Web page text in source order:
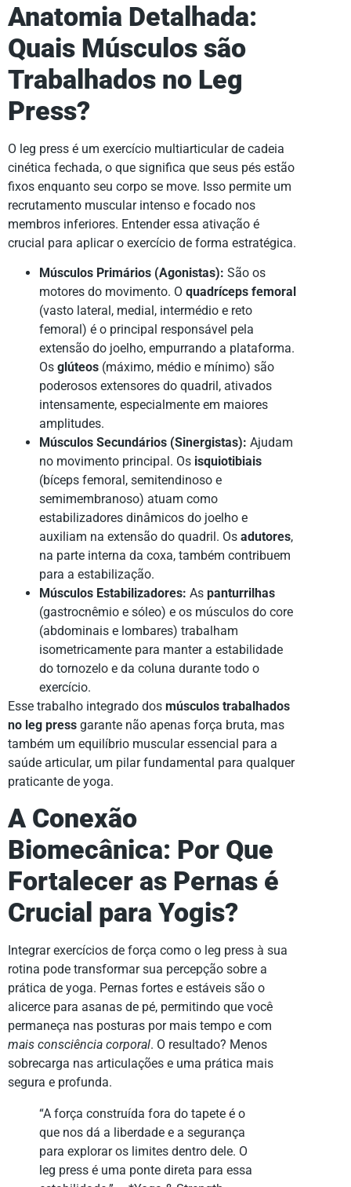
Anatomia Detalhada:
Quais Músculos são
Trabalhados no Leg
Press?
O leg press é um exercício multiarticular de cadeia
cinética fechada, o que significa que seus pés estão
fixos enquanto seu corpo se move. Isso permite um
recrutamento muscular intenso e focado nos
membros inferiores. Entender essa ativação é
crucial para aplicar o exercício de forma estratégica.
Músculos Primários (Agonistas): São os
motores do movimento. O quadríceps femoral
(vasto lateral, medial, intermédio e reto
femoral) é o principal responsável pela
extensão do joelho, empurrando a plataforma.
Os glúteos (máximo, médio e mínimo) são
poderosos extensores do quadril, ativados
intensamente, especialmente em maiores
amplitudes.
Músculos Secundários (Sinergistas): Ajudam
no movimento principal. Os isquiotibiais
(bíceps femoral, semitendinoso e
semimembranoso) atuam como
estabilizadores dinâmicos do joelho e
auxiliam na extensão do quadril. Os adutores,
na parte interna da coxa, também contribuem
para a estabilização.
Músculos Estabilizadores: As panturrilhas
(gastrocnêmio e sóleo) e os músculos do core
(abdominais e lombares) trabalham
isometricamente para manter a estabilidade
do tornozelo e da coluna durante todo o
exercício.
Esse trabalho integrado dos músculos trabalhados
no leg press garante não apenas força bruta, mas
também um equilíbrio muscular essencial para a
saúde articular, um pilar fundamental para qualquer
praticante de yoga.
A Conexão
Biomecânica: Por Que
Fortalecer as Pernas é
Crucial para Yogis?
Integrar exercícios de força como o leg press à sua
rotina pode transformar sua percepção sobre a
prática de yoga. Pernas fortes e estáveis são o
alicerce para asanas de pé, permitindo que você
permaneça nas posturas por mais tempo e com
mais consciência corporal. O resultado? Menos
sobrecarga nas articulações e uma prática mais
segura e profunda.
“A força construída fora do tapete é o
que nos dá a liberdade e a segurança
para explorar os limites dentro dele. O
leg press é uma ponte direta para essa